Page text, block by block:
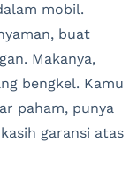
mobil.
buat
Makanya,
bengkel. Kamu
paham, punya
garansi atas